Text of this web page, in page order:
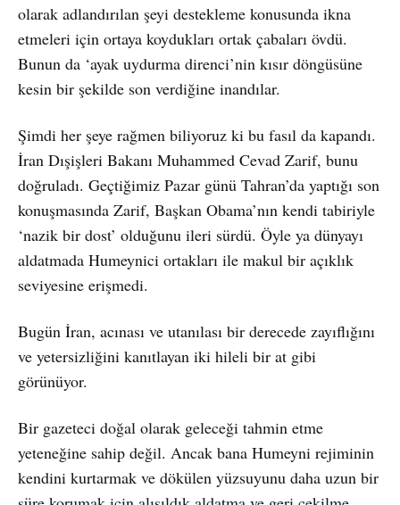
olarak adlandırılan şeyi destekleme konusunda ikna
etmeleri için ortaya koydukları ortak çabaları övdü.
Bunun da ‘ayak uydurma direnci’nin kısır döngüsüne
kesin bir şekilde son verdiğine inandılar.
Şimdi her şeye rağmen biliyoruz ki bu fasıl da kapandı.
İran Dışişleri Bakanı Muhammed Cevad Zarif, bunu
doğruladı. Geçtiğimiz Pazar günü Tahran’da yaptığı son
konuşmasında Zarif, Başkan Obama’nın kendi tabiriyle
‘nazik bir dost’ olduğunu ileri sürdü. Öyle ya dünyayı
aldatmada Humeynici ortakları ile makul bir açıklık
seviyesine erişmedi.
Bugün İran, acınası ve utanılası bir derecede zayıflığını
ve yetersizliğini kanıtlayan iki hileli bir at gibi
görünüyor.
Bir gazeteci doğal olarak geleceği tahmin etme
yeteneğine sahip değil. Ancak bana Humeyni rejiminin
kendini kurtarmak ve dökülen yüzsuyunu daha uzun bir